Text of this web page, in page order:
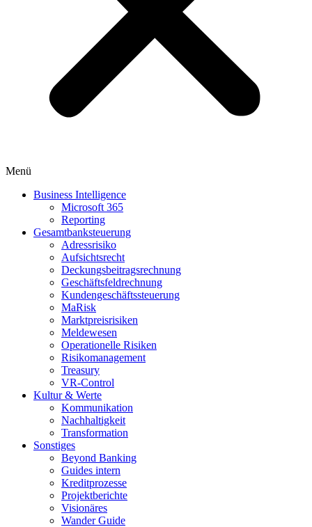
Menü
Business Intelligence
Microsoft 365
Reporting
Gesamtbanksteuerung
Adressrisiko
Aufsichtsrecht
Deckungsbeitragsrechnung
Geschäftsfeldrechnung
Kundengeschäftssteuerung
MaRisk
Marktpreisrisiken
Meldewesen
Operationelle Risiken
Risikomanagement
Treasury
VR-Control
Kultur & Werte
Kommunikation
Nachhaltigkeit
Transformation
Sonstiges
Beyond Banking
Guides intern
Kreditprozesse
Projektberichte
Visionäres
Wander Guide